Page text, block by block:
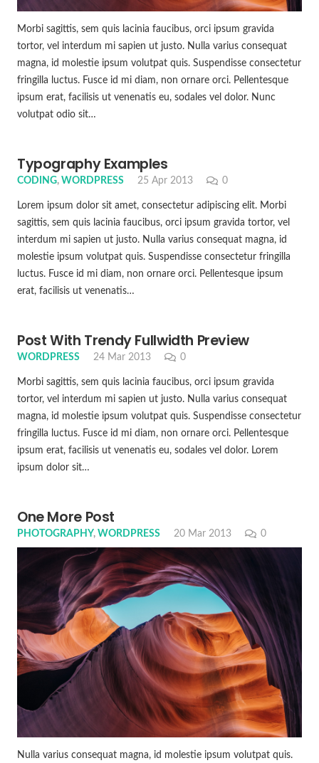
Morbi sagittis, sem quis lacinia faucibus, orci ipsum gravida
tortor, vel interdum mi sapien ut justo. Nulla varius consequat
magna, id molestie ipsum volutpat quis. Suspendisse consectetur
fringilla luctus. Fusce id mi diam, non ornare orci. Pellentesque
ipsum erat, facilisis ut venenatis eu, sodales vel dolor. Nunc
volutpat odio sit…
Typography Examples
CODING, WORDPRESS 25 Apr 2013 0
Lorem ipsum dolor sit amet, consectetur adipiscing elit. Morbi
sagittis, sem quis lacinia faucibus, orci ipsum gravida tortor, vel
interdum mi sapien ut justo. Nulla varius consequat magna, id
molestie ipsum volutpat quis. Suspendisse consectetur fringilla
luctus. Fusce id mi diam, non ornare orci. Pellentesque ipsum
erat, facilisis ut venenatis…
Post With Trendy Fullwidth Preview
WORDPRESS 24 Mar 2013 0
Morbi sagittis, sem quis lacinia faucibus, orci ipsum gravida
tortor, vel interdum mi sapien ut justo. Nulla varius consequat
magna, id molestie ipsum volutpat quis. Suspendisse consectetur
fringilla luctus. Fusce id mi diam, non ornare orci. Pellentesque
ipsum erat, facilisis ut venenatis eu, sodales vel dolor. Lorem
ipsum dolor sit…
One More Post
PHOTOGRAPHY, WORDPRESS 20 Mar 2013 0
Nulla varius consequat magna, id molestie ipsum volutpat quis.